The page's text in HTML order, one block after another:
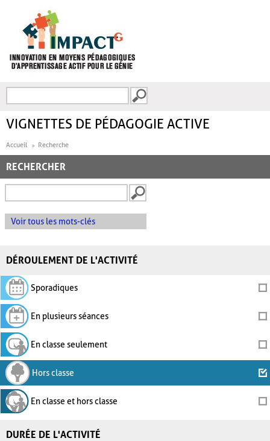
FORMULAIRE DE
VIGNETTES DE PÉDAGOGIE ACTIVE
Accueil Recherche
RECHERCHER
Voir tous les mots-clés
DÉROULEMENT DE L'ACTIVITÉ
Sporadiques
En plusieurs séances
En classe seulement
Hors classe
En classe et hors classe
DURÉE DE L'ACTIVITÉ